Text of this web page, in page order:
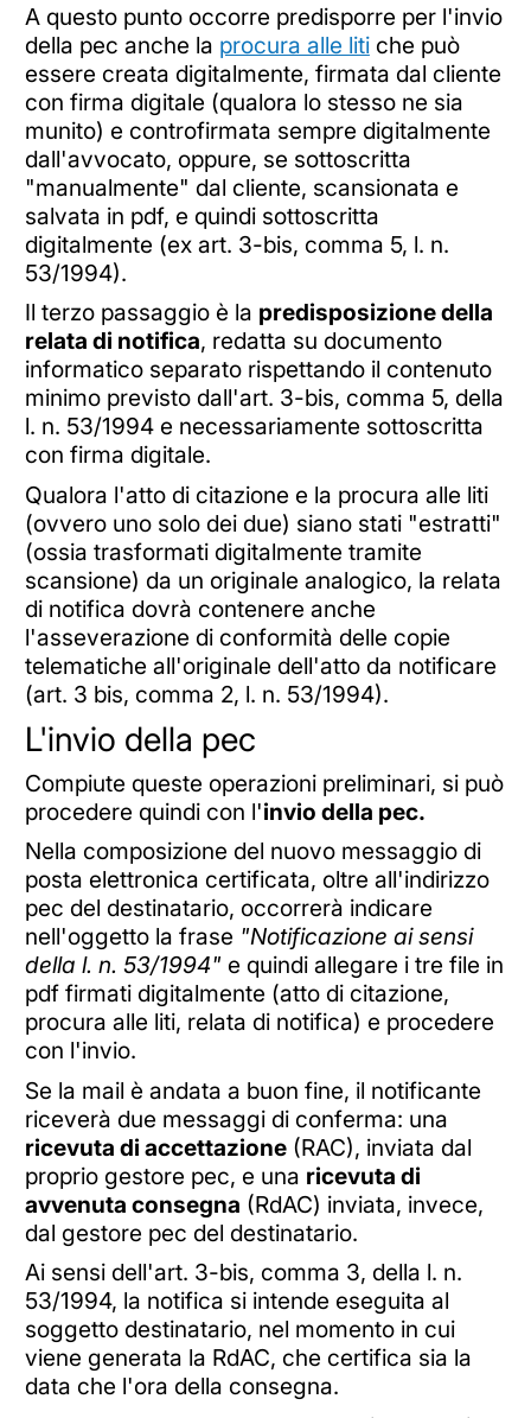
A questo punto occorre predisporre per l'invio
della pec anche la procura alle litiche può
essere creata digitalmente, firmata dal cliente
con firma digitale (qualora lo stesso ne sia
munito) e controfirmata sempre digitalmente
dall'avvocato, oppure, se sottoscritta
"manualmente" dal cliente, scansionata e
salvata in pdf, e quindi sottoscritta
digitalmente (ex art. 3-bis, comma 5, l. n.
53/1994).
Il terzo passaggio è la predisposizione della
relata di notifica, redatta su documento
informatico separato rispettando il contenuto
minimo previsto dall'art. 3-bis, comma 5, della
l. n. 53/1994 e necessariamente sottoscritta
con firma digitale.
Qualora l'atto di citazione e la procura alle liti
(ovvero uno solo dei due) siano stati "estratti"
(ossia trasformati digitalmente tramite
scansione) da un originale analogico, la relata
di notifica dovrà contenere anche
l'asseverazione di conformità delle copie
telematiche all'originale dell'atto da notificare
(art. 3 bis, comma 2, l. n. 53/1994).
L'invio della pec
Compiute queste operazioni preliminari, si può
procedere quindi con l'invio della pec.
Nella composizione del nuovo messaggio di
posta elettronica certificata, oltre all'indirizzo
pec del destinatario, occorrerà indicare
nell'oggetto la frase "Notificazione ai sensi
della l. n. 53/1994" e quindi allegare i tre file in
pdf firmati digitalmente (atto di citazione,
procura alle liti, relata di notifica) e procedere
con l'invio.
Se la mail è andata a buon fine, il notificante
riceverà due messaggi di conferma: una
ricevuta di accettazione(RAC), inviata dal
proprio gestore pec, e una ricevuta di
avvenuta consegna (RdAC) inviata, invece,
dal gestore pec del destinatario.
Ai sensi dell'art. 3-bis, comma 3, della l. n.
53/1994, la notifica si intende eseguita al
soggetto destinatario, nel momento in cui
viene generata la RdAC, che certifica sia la
data che l'ora della consegna.